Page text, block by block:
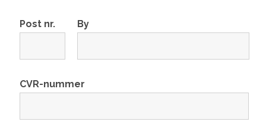
Post nr. By
CVR-nummer